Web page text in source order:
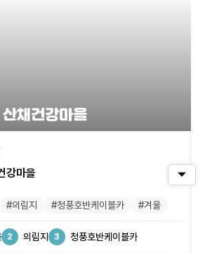
채건강마을
강마을
#의림지 #청풍호반케이블카 #겨울
의림지 청풍호반케이블카
퀵메